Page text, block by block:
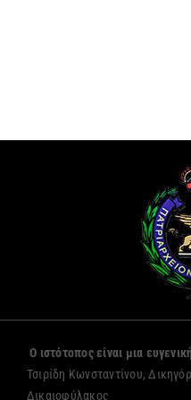
Ο ιστότοπος είναι μια
Τσιρίδη Κωνσταντίνου,
Δικαιοφύλακος